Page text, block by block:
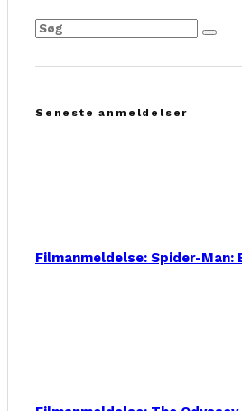
Seneste anmeldelser
Filmanmeldelse: Spider-Man: